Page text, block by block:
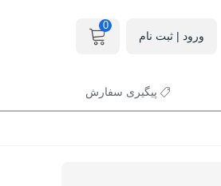
ورود | ثبت نام
0
پیگیری سفارش